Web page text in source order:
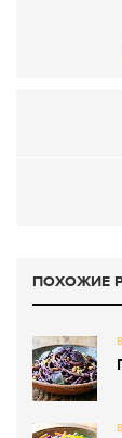
ПОХОЖИЕ